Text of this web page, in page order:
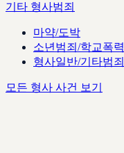
기타 형사범죄
마약/도박
소년범죄/학교폭력
형사일반/기타범죄
모든 형사 사건 보기